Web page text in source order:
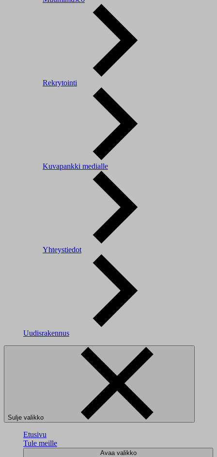
Rekrytointi
Kuvapankki medialle
Yhteystiedot
Uudisrakennus
Sulje valikko
Etusivu
Tule meille
Avaa valikko